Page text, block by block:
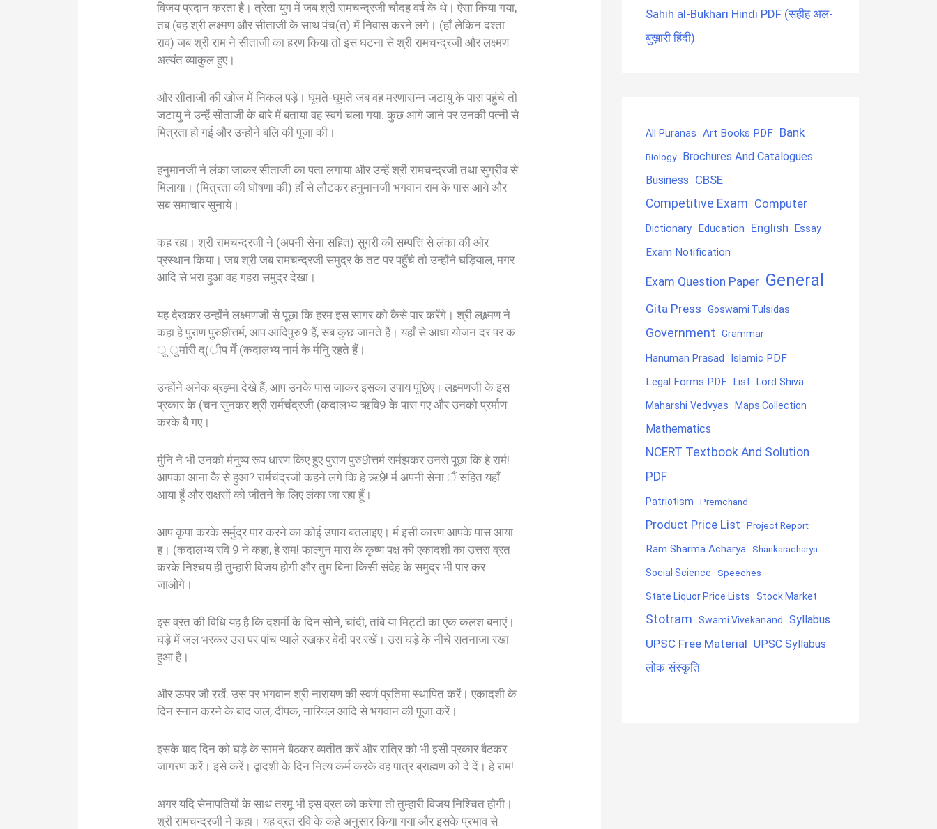
विजय प्रदान करता है। त्रेता युग में जब श्री रामचन्द्रजी चौदह वर्ष के थे। ऐसा किया गया,
तब (वह श्री लक्ष्मण और सीताजी के साथ पंच(त) में निवास करने लगे। (हाँ लेकिन दश्ता
राव) जब श्री राम ने सीताजी का हरण किया तो इस घटना से श्री रामचन्द्रजी और लक्ष्मण
अत्यंत व्याकुल हुए।
और सीताजी की खोज में निकल पड़े। घूमते-घूमते जब वह मरणासन्न जटायु के पास पहुंचे तो
जटायु ने उन्हें सीताजी के बारे में बताया वह स्वर्ग चला गया. कुछ आगे जाने पर उनकी पत्नी से
मित्रता हो गई और उन्होंने बलि की पूजा की।
हनुमानजी ने लंका जाकर सीताजी का पता लगाया और उन्हें श्री रामचन्द्रजी तथा सुग्रीव से
मिलाया। (मित्रता की घोषणा की) हाँ से लौटकर हनुमानजी भगवान राम के पास आये और
सब समाचार सुनाये।
कह रहा। श्री रामचन्द्रजी ने (अपनी सेना सहित) सुगरी की सम्पत्ति से लंका की ओर
प्रस्थान किया। जब श्री जब रामचन्द्रजी समुद्र के तट पर पहुँचे तो उन्होंने घड़ियाल, मगर
आदि से भरा हुआ वह गहरा समुद्र देखा।
यह देखकर उन्होंने लक्ष्मणजी से पूछा कि हरम इस सागर को कैसे पार करेंगे। श्री लक्ष्र्मण ने
कहा हे पुराण पुरु9ोत्तर्म, आप आदिपुरु9 हैं, सब कुछ जानते हैं। यहाँ से आधा योजन दर पर क
ू ुर्मारी द्(ीप र्में (कदालभ्य नार्म के र्मनिु रहते हैं।
उन्होंने अनेक ब्रह्र्मा देखे हैं, आप उनके पास जाकर इसका उपाय पूछिए। लक्ष्र्मणजी के इस
प्रकार के (चन सुनकर श्री रार्मचंद्रजी (कदालभ्य ऋवि9 के पास गए और उनको प्रर्माण
करके बै गए।
र्मुनि ने भी उनको र्मनुष्य रूप धारण किए हुए पुराण पुरु9ोत्तर्म सर्मझकर उनसे पूछा कि हे रार्म!
आपका आना कै से हुआ? रार्मचंद्रजी कहने लगे कि हे ऋ9े! र्म अपनी सेना ैं सहित यहाँ
आया हूँ और राक्षसों को जीतने के लिए लंका जा रहा हूँ।
आप कृपा करके सर्मुद्र पार करने का कोई उपाय बतलाइए। र्म इसी कारण आपके पास आया
ह। (कदालभ्य रवि 9 ने कहा, हे राम! फाल्गुन मास के कृष्ण पक्ष की एकादशी का उत्तरा व्रत
करके निश्चय ही तुम्हारी विजय होगी और तुम बिना किसी संदेह के समुद्र भी पार कर
जाओगे।
इस व्रत की विधि यह है कि दशर्मी के दिन सोने, चांदी, तांबे या मिट्टी का एक कलश बनाएं।
घड़े में जल भरकर उस पर पांच प्याले रखकर वेदी पर रखें। उस घड़े के नीचे सतनाजा रखा
हुआ है।
और ऊपर जौ रखें. उस पर भगवान श्री नारायण की स्वर्ण प्रतिमा स्थापित करें। एकादशी के
दिन स्नान करने के बाद जल, दीपक, नारियल आदि से भगवान की पूजा करें।
इसके बाद दिन को घड़े के सामने बैठकर व्यतीत करें और रात्रि को भी इसी प्रकार बैठकर
जागरण करें। इसे करें। द्वादशी के दिन नित्य कर्म करके वह पात्र ब्राह्मण को दे दें। हे राम!
अगर यदि सेनापतियों के साथ तरमू भी इस व्रत को करेगा तो तुम्हारी विजय निश्चित होगी।
श्री रामचन्द्रजी ने कहा। यह व्रत रवि के कहे अनुसार किया गया और इसके प्रभाव से
Sahih al-Bukhari Hindi PDF (सहीह अल-
बुख़ारी हिंदी)
All Puranas Art Books PDF Bank
Biology
Brochures And Catalogues
Business CBSE
Competitive Exam Computer
Dictionary Education English Essay
Exam Notification
Exam Question Paper General
Gita Press Goswami Tulsidas
Government Grammar
Hanuman Prasad
Islamic PDF
Legal Forms PDF List Lord Shiva
Maharshi Vedvyas Maps Collection
Mathematics
NCERT Textbook And Solution
PDF
Patriotism Premchand
Product Price List Project Report
Ram Sharma Acharya Shankaracharya
Social Science Speeches
State Liquor Price Lists Stock Market
Stotram Swami Vivekanand Syllabus
UPSC Free Material UPSC Syllabus
लोक संस्कृति